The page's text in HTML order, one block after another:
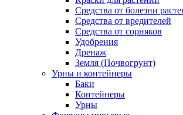
Средства от болезни
Средства от вредителей
Средства от сорняков
Удобрения
Дренаж
Земля (Почвогрунт)
Урны и контейнеры
Баки
Контейнеры
Урны